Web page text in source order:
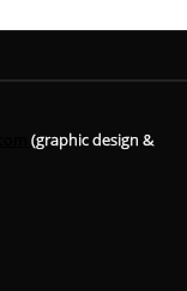
(graphic design &